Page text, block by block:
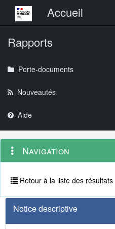
Menu principalAccueil
Rapports
Porte-documents
Nouveautés
Aide
Navigation
outils
Menu
contextuel
Navigation
Retour à la liste des résultats
Notice descriptive